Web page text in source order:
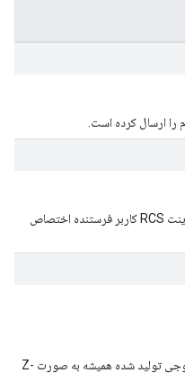
یک شناسه پیام منحصر به فرد، که توسط کلاینت RCS کاربر فرستنده اختصاص
از RFC 3339 استفاده می‌کند، که در آن خروجی تولید شده همیشه به صورت Z-